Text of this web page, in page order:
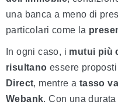
una banca a meno di
particolari come la
In ogni caso, i mutui più
risultano essere
Direct, mentre a tasso
Webank. Con una